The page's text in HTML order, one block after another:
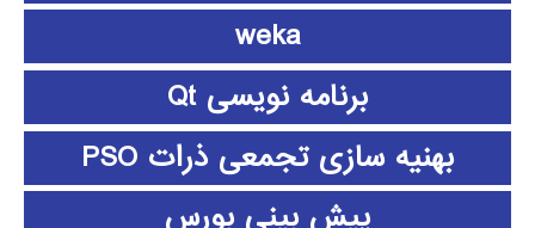
weka
برنامه نویسی Qt
بهنیه سازی تجمعی ذرات PSO
پیش بینی بورس